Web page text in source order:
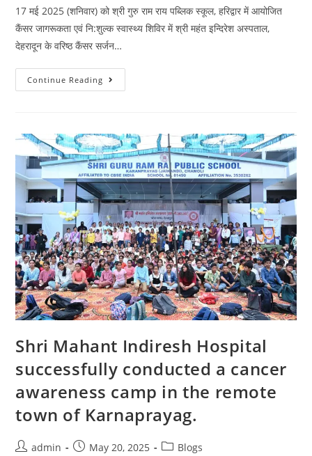
17 मई 2025 (शनिवार) को श्री गुरु राम राय पब्लिक स्कूल, हरिद्वार में आयोजित
कैंसर जागरूकता एवं नि:शुल्क स्वास्थ्य शिविर में श्री महंत इन्दिरेश अस्पताल,
देहरादून के वरिष्ठ कैंसर सर्जन…
Continue Reading
Shri Mahant Indiresh Hospital
successfully conducted a cancer
awareness camp in the remote
town of Karnaprayag.
admin May 20, 2025 Blogs